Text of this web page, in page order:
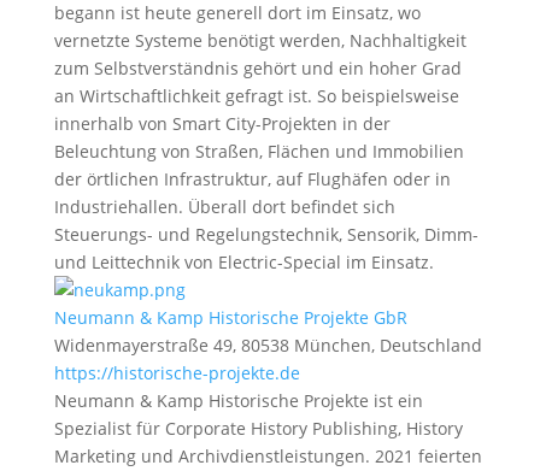
begann ist heute generell dort im Einsatz, wo
vernetzte Systeme benötigt werden, Nachhaltigkeit
zum Selbstverständnis gehört und ein hoher Grad
an Wirtschaftlichkeit gefragt ist. So beispielsweise
innerhalb von Smart City-Projekten in der
Beleuchtung von Straßen, Flächen und Immobilien
der örtlichen Infrastruktur, auf Flughäfen oder in
Industriehallen. Überall dort befindet sich
Steuerungs- und Regelungstechnik, Sensorik, Dimm-
und Leittechnik von Electric-Special im Einsatz.
Neumann & Kamp Historische Projekte GbR
Widenmayerstraße 49, 80538 München, Deutschland
https://historische-projekte.de
Neumann & Kamp Historische Projekte ist ein
Spezialist für Corporate History Publishing, History
Marketing und Archivdienstleistungen. 2021 feierten